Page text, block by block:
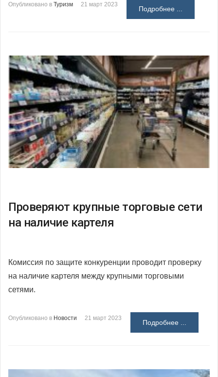
Опубликовано в Туризм 21 март 2023
Подробнее ...
Проверяют крупные торговые сети
на наличие картеля
Комиссия по защите конкуренции проводит проверку
на наличие картеля между крупными торговыми
сетями.
Опубликовано в Новости 21 март 2023
Подробнее ...